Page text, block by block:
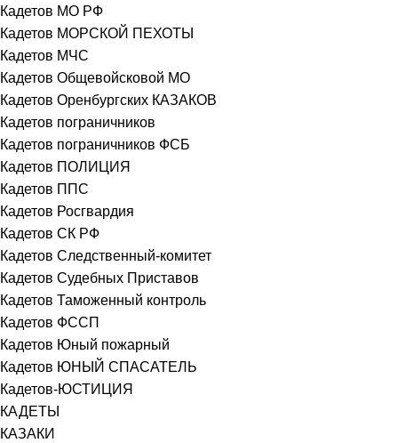
Кадетов МО РФ
Кадетов МОРСКОЙ ПЕХОТЫ
Кадетов МЧС
Кадетов Общевойсковой МО
Кадетов Оренбургских КАЗАКОВ
Кадетов пограничников
Кадетов пограничников ФСБ
Кадетов ПОЛИЦИЯ
Кадетов ППС
Кадетов Росгвардия
Кадетов СК РФ
Кадетов Следственный-комитет
Кадетов Судебных Приставов
Кадетов Таможенный контроль
Кадетов ФССП
Кадетов Юный пожарный
Кадетов ЮНЫЙ СПАСАТЕЛЬ
Кадетов-ЮСТИЦИЯ
КАДЕТЫ
КАЗАКИ